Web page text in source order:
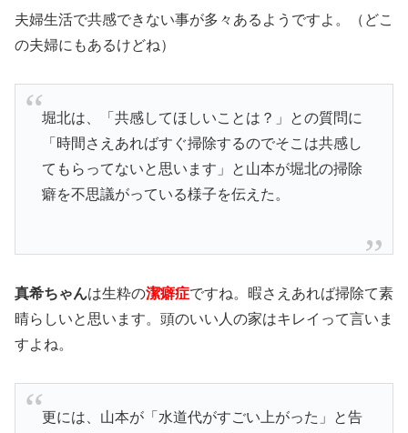
夫婦生活で共感できない事が多々あるようですよ。（どこ
の夫婦にもあるけどね）
堀北は、「共感してほしいことは？」との質問に
「時間さえあればすぐ掃除するのでそこは共感し
てもらってないと思います」と山本が堀北の掃除
癖を不思議がっている様子を伝えた。
真希ちゃんは生粋の潔癖症ですね。暇さえあれば掃除て素
晴らしいと思います。頭のいい人の家はキレイって言いま
すよね。
更には、山本が「水道代がすごい上がった」と告